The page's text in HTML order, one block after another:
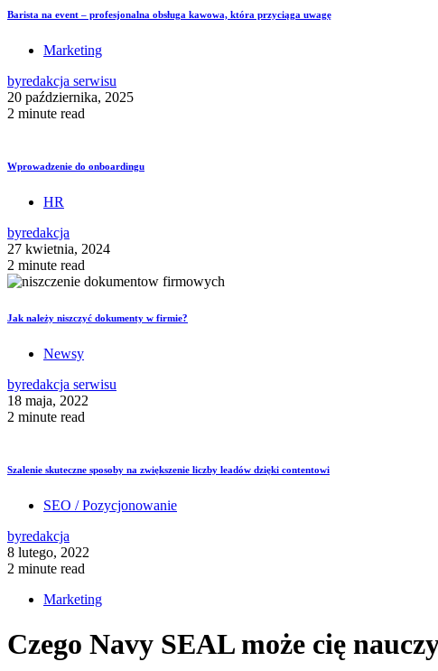
Barista na event – profesjonalna obsługa kawowa, która przyciąga uwagę
Marketing
byredakcja serwisu
20 października, 2025
2 minute read
Wprowadzenie do onboardingu
HR
byredakcja
27 kwietnia, 2024
2 minute read
Jak należy niszczyć dokumenty w firmie?
Newsy
byredakcja serwisu
18 maja, 2022
2 minute read
Szalenie skuteczne sposoby na zwiększenie liczby leadów dzięki contentowi
SEO / Pozycjonowanie
byredakcja
8 lutego, 2022
2 minute read
Marketing
Czego Navy SEAL może cię